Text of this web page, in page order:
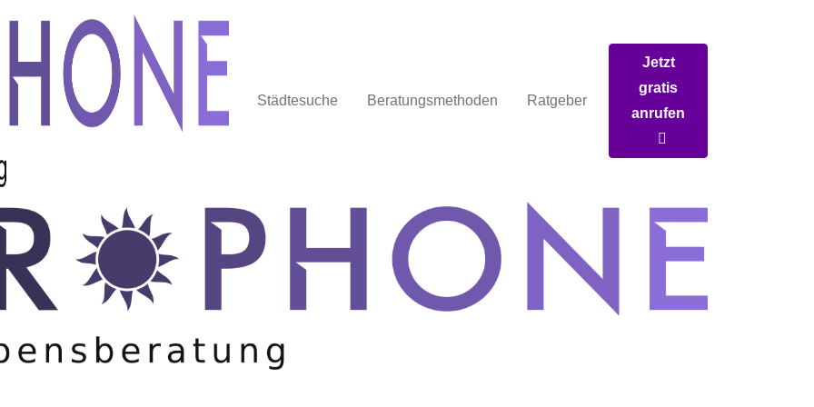
Städtesuche Beratungsmethoden Ratgeber
Jetzt
gratis
anrufen